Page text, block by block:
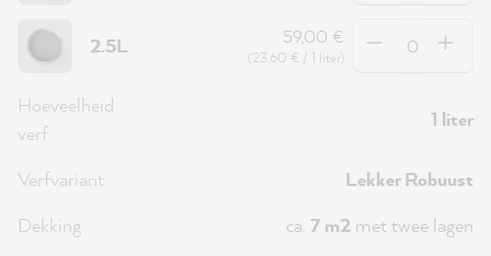
2.5L 59,00 €
(23,60 € / 1 liter)
Hoeveelheid
Hoeveelheid
verf
1 liter
Verfvariant
Lekker Robuust
Dekking
ca. 7 m2 met twee lagen